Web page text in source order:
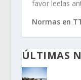
favor leelas
Normas en
ÚLTIMAS